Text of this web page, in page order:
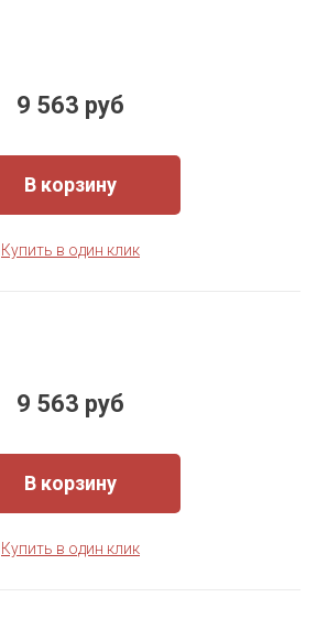
9 563 руб
В корзину
Купить в один клик
9 563 руб
В корзину
Купить в один клик